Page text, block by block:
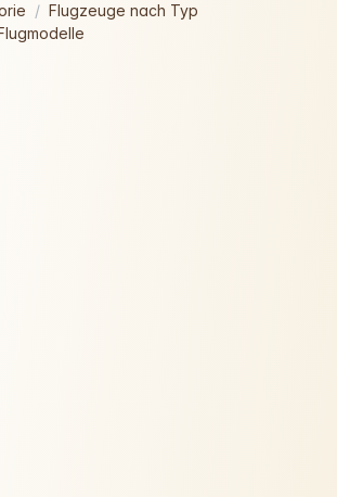
Flugzeuge nach Typ